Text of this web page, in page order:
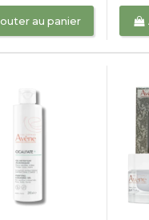
au panier